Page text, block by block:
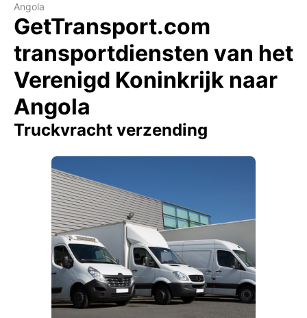
Angola
GetTransport.com
transportdiensten van het
Verenigd Koninkrijk naar
Angola
Truckvracht verzending